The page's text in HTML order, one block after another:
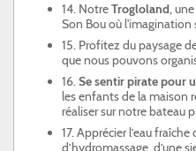
14. NotreTrogloland,
Son Bou où l'imagination
15. Profitez du paysage
que nous pouvons
16.Se sentir pirate pour
les enfants de la maison
réaliser sur notre bateau
17. Apprécier l’eau fraîche
d’hydromassage, d’une